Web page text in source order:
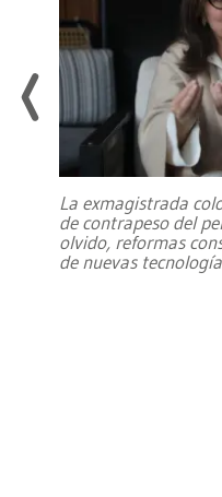
La exmagistrada
de contrapeso del
olvido, reformas
de nuevas